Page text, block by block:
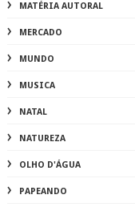
MATÉRIA AUTORAL
MERCADO
MUNDO
MUSICA
NATAL
NATUREZA
OLHO D'ÁGUA
PAPEANDO